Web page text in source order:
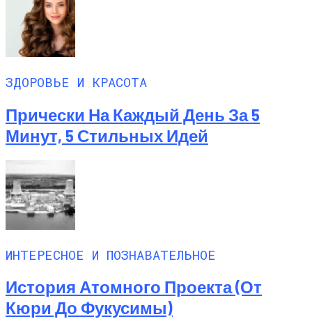
ЗДОРОВЬЕ И КРАСОТА
Прически На Каждый День За 5
Минут, 5 Стильных Идей
ИНТЕРЕСНОЕ И ПОЗНАВАТЕЛЬНОЕ
История Атомного Проекта (от
Кюри До Фукусимы)